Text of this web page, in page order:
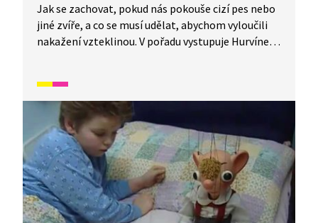
Jak se zachovat, pokud nás pokouše cizí pes nebo
jiné zvíře, a co se musí udělat, abychom vyloučili
nakažení vzteklinou. V pořadu vystupuje Hurvínek,